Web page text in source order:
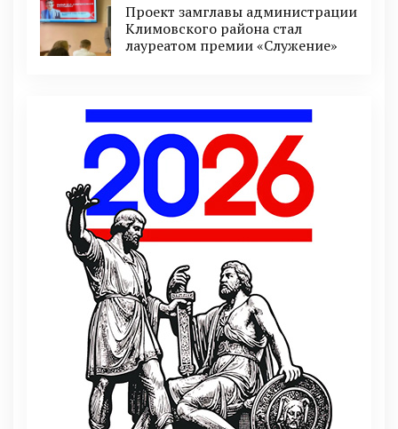
Проект замглавы администрации
Климовского района стал
лауреатом премии «Служение»